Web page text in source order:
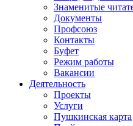
Знаменитые
Документы
Профсоюз
Контакты
Буфет
Режим работы
Вакансии
Деятельность
Проекты
Услуги
Пушкинская карта